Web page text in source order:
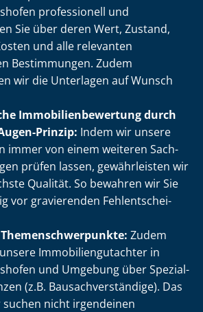
professionell und
Sie über deren Wert, Zustand,
und alle relevanten
Bestimmungen. Zudem
wir die Unterlagen auf Wunsch
Im­mo­bi­li­en­be­wer­tung durch
Prinzip: Indem wir unsere
immer von einem weiteren Sach­
prüfen lassen, gewährleisten wir
Qualität. So bewahren wir Sie
vor gravierenden Fehl­ent­schei­
Zudem
Im­mo­bi­li­en­gut­ach­ter in
und Umgebung über Spe­zi­al­
(z.B. Bau­sach­ver­stän­di­ge). Das
suchen nicht irgendeinen